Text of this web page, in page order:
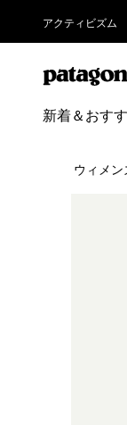
アクティビズム
新着＆おす
ウィメン